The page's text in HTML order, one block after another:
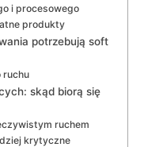
i procesowego
produkty
potrzebują soft
ruchu
skąd biorą się
ruchem
krytyczne